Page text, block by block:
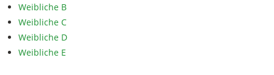
Weibliche B
Weibliche C
Weibliche D
Weibliche E